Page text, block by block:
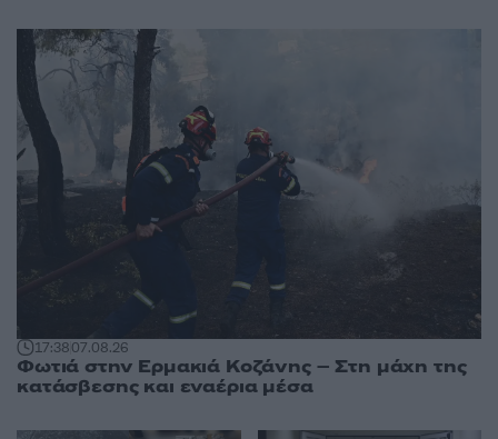
17:3807.08.26
Φωτιά στην Ερμακιά Κοζάνης – Στη μάχη της
κατάσβεσης και εναέρια μέσα